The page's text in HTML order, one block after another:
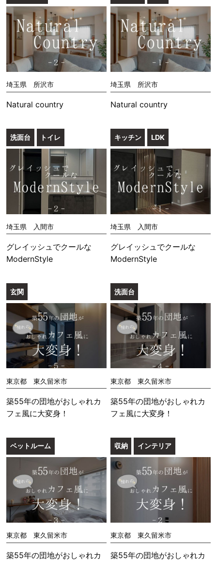
埼玉県 所沢市
Natural country
埼玉県 所沢市
Natural country
洗面台 トイレ
埼玉県 入間市
グレイッシュでクールな
ModernStyle
キッチン LDK
埼玉県 入間市
グレイッシュでクールな
ModernStyle
玄関
東京都 東久留米市
築55年の団地がおしゃれカ
フェ風に大変身！
洗面台
東京都 東久留米市
築55年の団地がおしゃれカ
フェ風に大変身！
ベットルーム
東京都 東久留米市
築55年の団地がおしゃれカ
収納 インテリア
東京都 東久留米市
築55年の団地がおしゃれカ